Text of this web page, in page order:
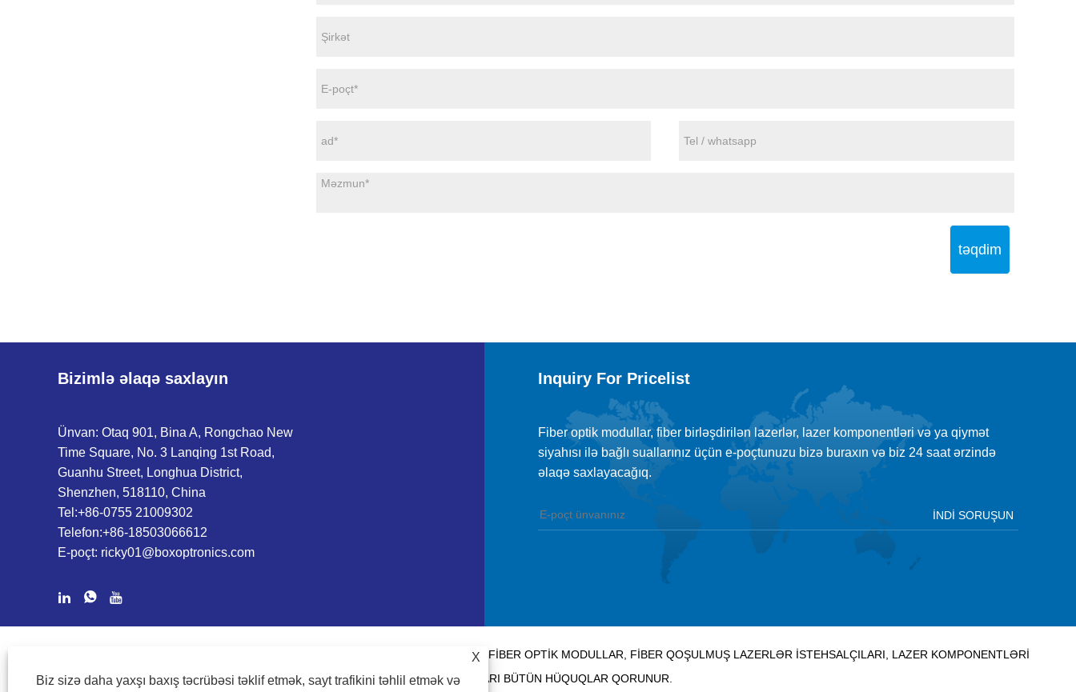
təqdim
Bizimlə əlaqə saxlayın
Ünvan: Otaq 901, Bina A, Rongchao New
Time Square, No. 3 Lanqing 1st Road,
Guanhu Street, Longhua District,
Shenzhen, 518110, China
Tel:+86-0755 21009302
Telefon:+86-18503066612
E-poçt: ricky01@boxoptronics.com
Inquiry For Pricelist
Fiber optik modullar, fiber birləşdirilən lazerlər, lazer komponentləri və ya qiymət
siyahısı ilə bağlı suallarınız üçün e-poçtunuzu bizə buraxın və biz 24 saat ərzində
əlaqə saxlayacağıq.
COPYRIGHT @ 2020 SHENZHEN BOX OPTRONICS TECHNOLOGY CO., LTD. - ÇIN FIBER OPTIK MODULLAR, FIBER QOŞULMUŞ LAZERLƏR İSTEHSALÇILARI, LAZER KOMPONENTLƏRI
TƏCHIZATÇILARI BÜTÜN HÜQUQLAR QORUNUR.
X
Biz sizə daha yaxşı baxış təcrübəsi təklif etmək, sayt trafikini təhlil etmək və